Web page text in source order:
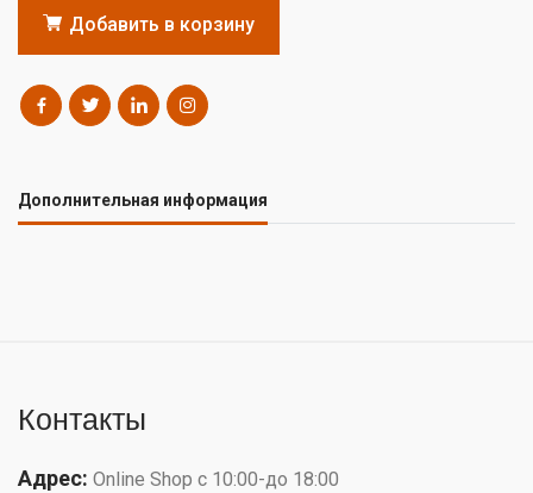
Добавить в корзину
Дополнительная информация
Контакты
Адрес: Online Shop с 10:00-до 18:00